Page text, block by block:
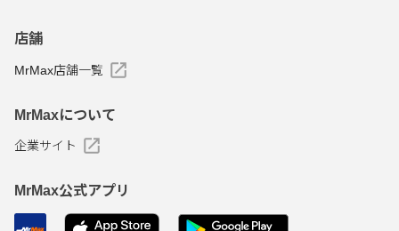
店舗
MrMax店舗一覧
MrMaxについて
企業サイト
MrMax公式アプリ